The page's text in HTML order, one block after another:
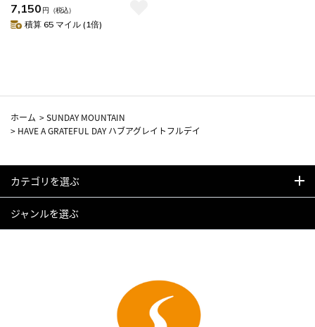
7,150 円 （税込）
積算 65 マイル (1倍)
ホーム >SUNDAY MOUNTAIN
> HAVE A GRATEFUL DAY ハブアグレイトフルデイ
カテゴリを選ぶ
ジャンルを選ぶ